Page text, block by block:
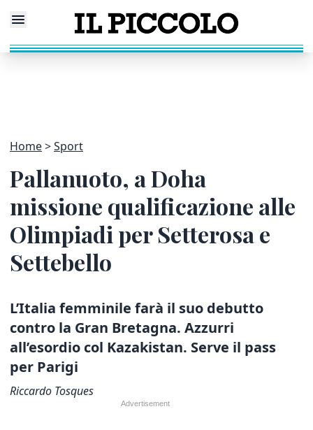
Home Sport
Pallanuoto, a Doha
missione qualificazione alle
Olimpiadi per Setterosa e
Settebello
L’Italia femminile farà il suo debutto
contro la Gran Bretagna. Azzurri
all’esordio col Kazakistan. Serve il pass
per Parigi
Riccardo Tosques